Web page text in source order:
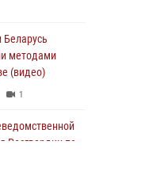
методами
(видео)
1
Росгвардии по
ведомства по